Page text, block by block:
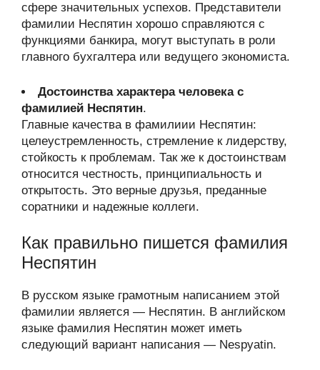
сфере значительных успехов. Представители
фамилии Неспятин хорошо справляются с
функциями банкира, могут выступать в роли
главного бухгалтера или ведущего экономиста.
Достоинства характера человека с
фамилией Неспятин.
Главные качества в фамилиии Неспятин:
целеустремленность, стремление к лидерству,
стойкость к проблемам. Так же к достоинствам
относится честность, принципиальность и
открытость. Это верные друзья, преданные
соратники и надежные коллеги.
Как правильно пишется фамилия
Неспятин
В русском языке грамотным написанием этой
фамилии является — Неспятин. В английском
языке фамилия Неспятин может иметь
следующий вариант написания — Nespyatin.